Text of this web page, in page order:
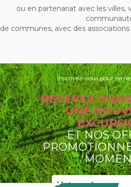
ou en partenariat avec les
de communes, avec des
Inscrivez-vous pour ne
RECEVEZ
UNE
ET NOS